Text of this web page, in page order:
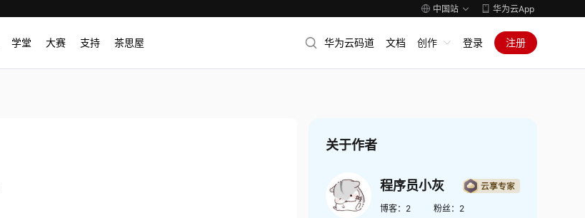
中国站 华为云App
学堂 大赛 支持 茶思屋 华为云码道 文档 创作 登录 注册
关于作者
程序员小灰
博客： 2 粉丝： 2